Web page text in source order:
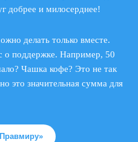
добрее и милосерднее!
делать только вместе.
о поддержке. Например, 50
Чашка кофе? Это не так
это значительная сумма для